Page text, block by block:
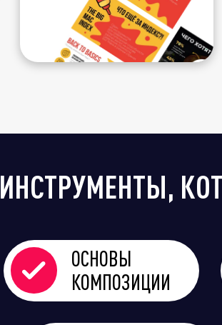
ИНСТРУМЕНТЫ,
ОСНОВЫ
КОМПОЗИЦИИ